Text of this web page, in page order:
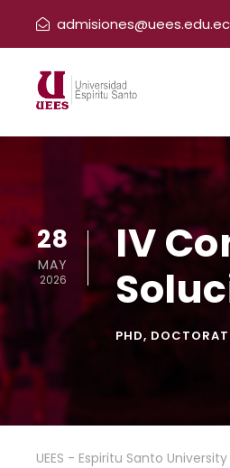
admisiones@uees.edu.ec
28
MAY
2026
IV
PHD,
UEES - Espiritu Santo University